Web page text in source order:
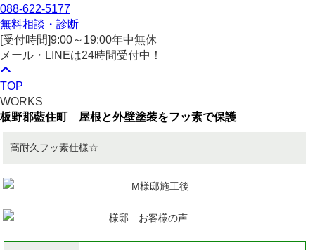
088-622-5177
無料相談・診断
[受付時間]9:00～19:00年中無休
メール・LINEは24時間受付中！
TOP
WORKS
板野郡藍住町 屋根と外壁塗装をフッ素で保護
高耐久フッ素仕様☆